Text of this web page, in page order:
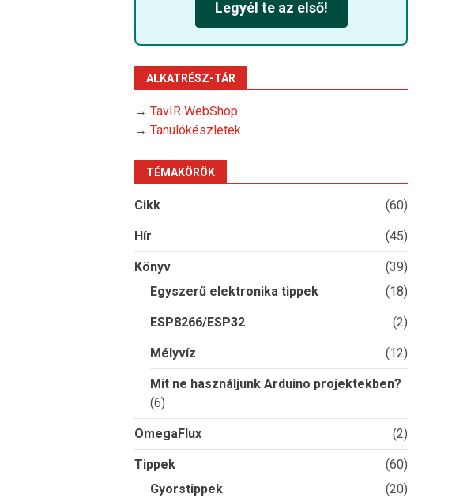
Legyél te az első!
ALKATRÉSZ-TÁR
→TavIR WebShop
→Tanulókészletek
TÉMAKÖRÖK
Cikk (60)
Hír (45)
Könyv
(39)
Egyszerű elektronika tippek
(18)
ESP8266/ESP32 (2)
Mélyvíz (12)
Mit ne használjunk Arduino projektekben?
(6)
OmegaFlux (2)
Tippek
(60)
Gyorstippek
(20)